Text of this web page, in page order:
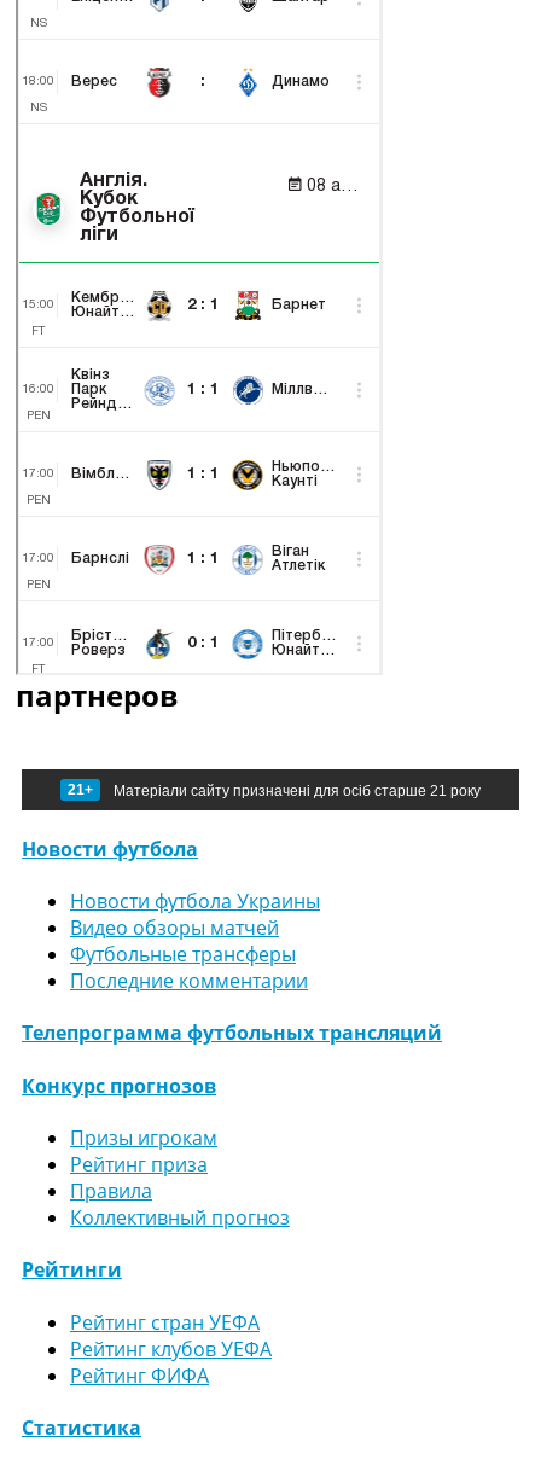
партнеров
21+ Матеріали сайту призначені для осіб старше 21 року
Новости футбола
Новости футбола Украины
Видео обзоры матчей
Футбольные трансферы
Последние комментарии
Телепрограмма футбольных трансляций
Конкурс прогнозов
Призы игрокам
Рейтинг приза
Правила
Коллективный прогноз
Рейтинги
Рейтинг стран УЕФА
Рейтинг клубов УЕФА
Рейтинг ФИФА
Статистика